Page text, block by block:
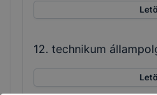
12. technikum